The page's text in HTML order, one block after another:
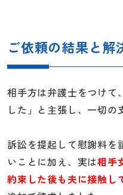
ご依頼の結果と解
相手方は弁護士をつけて
した」と主張し、一切の
訴訟を提起して慰謝料を
いことに加え、実は相手
約束した後も夫に接触し